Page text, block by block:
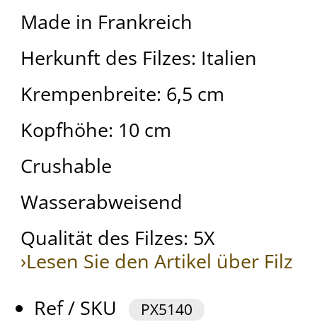
Made in Frankreich
Herkunft des Filzes: Italien
Krempenbreite: 6,5 cm
Kopfhöhe: 10 cm
Crushable
Wasserabweisend
Qualität des Filzes: 5X
›Lesen Sie den Artikel über Filz
Ref / SKU
PX5140